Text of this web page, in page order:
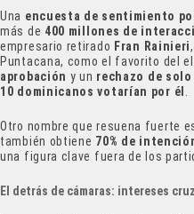
Una encuesta de sentimiento
más de 400 millones de
empresario retirado Fran Rainieri
Puntacana, como el favorito del
aprobación y un rechazo de solo
10 dominicanos votarían por él
Otro nombre que resuena fuerte
también obtiene 70% de
una figura clave fuera de los
El detrás de cámaras: intereses